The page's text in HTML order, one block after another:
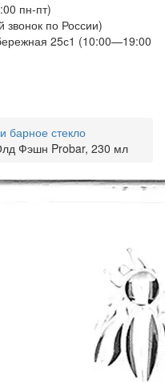
пн-пт)
звонок по России)
25с1 (10:00—19:00
барное стекло
Фэшн Probar, 230 мл